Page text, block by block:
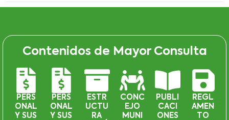
Contenidos de Mayor Consulta
PERS
ONAL
Y SUS
PERS
ONAL
Y SUS
ESTR
UCTU
RA
CONC
EJO
MUNI
PUBLI
CACI
ONES
REGL
AMEN
TO